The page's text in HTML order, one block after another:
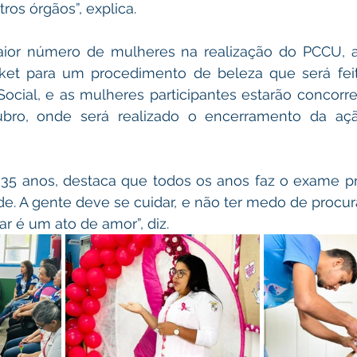
órgãos”, explica.
número de mulheres na realização do PCCU,
para um procedimento de beleza que será
e as mulheres participantes estarão
onde será realizado o encerramento da
anos, destaca que todos os anos faz o exame
A gente deve se cuidar, e não ter medo de
é um ato de amor”, diz.